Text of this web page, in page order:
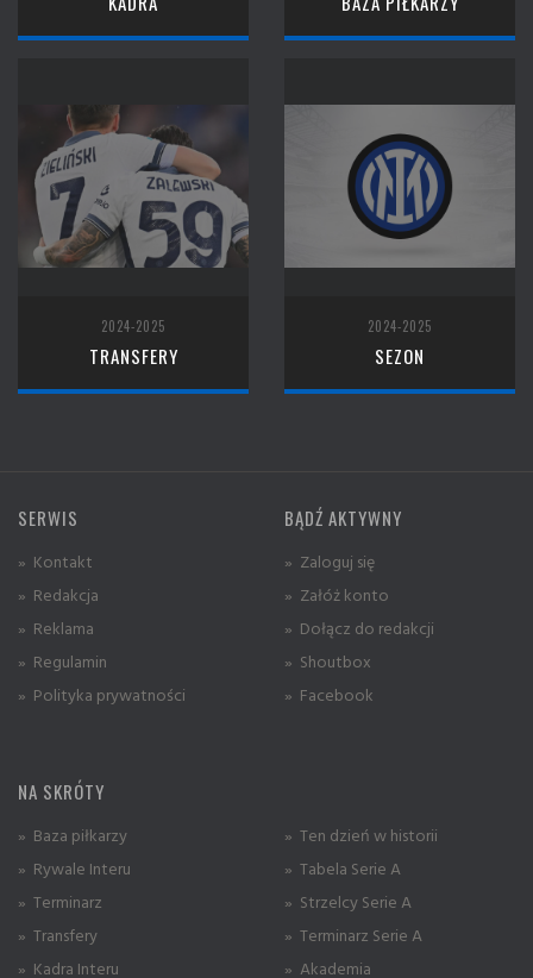
2024-2025
TRANSFERY
2024-2025
SEZON
SERWIS
» Kontakt
» Redakcja
» Reklama
» Regulamin
» Polityka prywatności
BĄDŹ AKTYWNY
» Zaloguj się
» Załóż konto
» Dołącz do redakcji
» Shoutbox
» Facebook
NA SKRÓTY
» Baza piłkarzy
» Rywale Interu
» Terminarz
» Transfery
» Kadra Interu
» Ten dzień w historii
» Tabela Serie A
» Strzelcy Serie A
» Terminarz Serie A
» Akademia